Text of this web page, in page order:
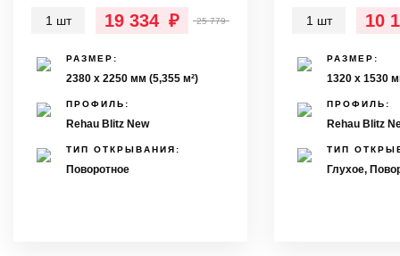
1 шт 25 779
19 334 ₽
РАЗМЕР:
2380 х 2250 мм (5,355 м²)
ПРОФИЛЬ:
Rehau Blitz New
ТИП ОТКРЫВАНИЯ:
Поворотное
1 шт 10
РАЗМЕР:
1320 х 1530
ПРОФИЛЬ:
Rehau Blitz
ТИП
Глухое,